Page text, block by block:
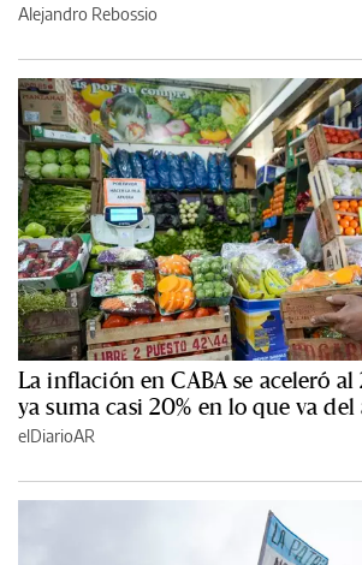
Alejandro Rebossio
La inflación en CABA se aceleró
ya suma casi 20% en lo que va del
elDiarioAR